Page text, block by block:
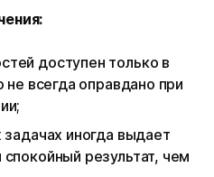
доступен только в
не всегда оправдано при
иногда выдает
результат, чем